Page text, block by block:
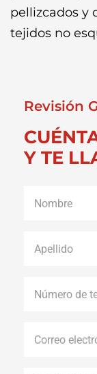
pellizcados y
tejidos no
Revisión
Y TE
de
electrónico *